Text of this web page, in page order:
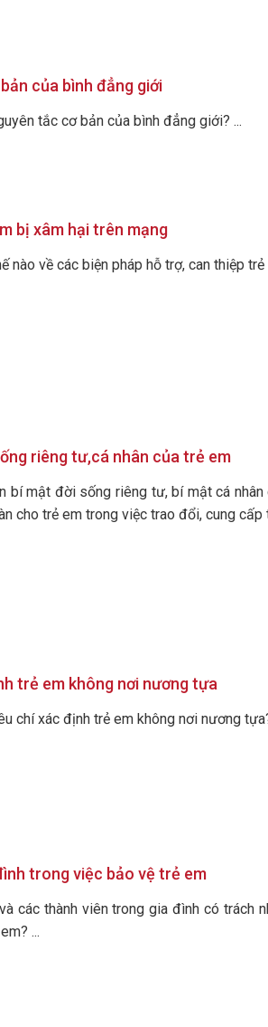
của bình đẳng giới
tắc cơ bản của bình đẳng giới? ...
bị xâm hại trên mạng
nào về các biện pháp hỗ trợ, can thiệp
riêng tư,cá nhân của trẻ em
bí mật đời sống riêng tư, bí mật cá
cho trẻ em trong việc trao đổi, cung
trẻ em không nơi nương tựa
chí xác định trẻ em không nơi nương
trong việc bảo vệ trẻ em
các thành viên trong gia đình có trách
...